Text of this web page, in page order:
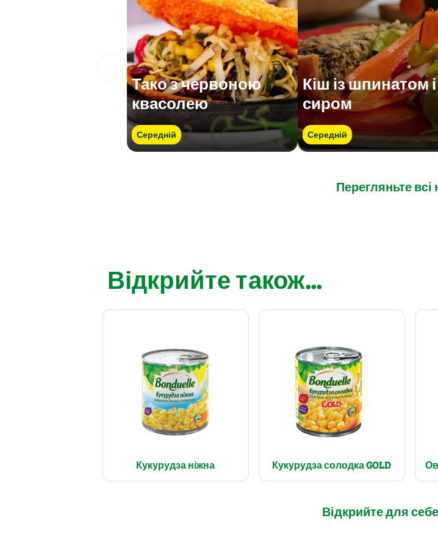
Тако з червоною
квасолею
Середній
Кіш із шпинатом і
сиром
Середній
Перегляньте всі
Відкрийте також...
Кукурудза ніжна Кукурудза солодка GOLD
Відкрийте для